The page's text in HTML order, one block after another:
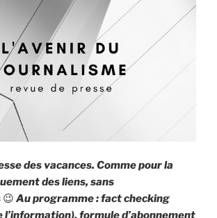
des vacances. Comme pour la
des liens, sans
😉 Au programme : fact checking
formule d’abonnement